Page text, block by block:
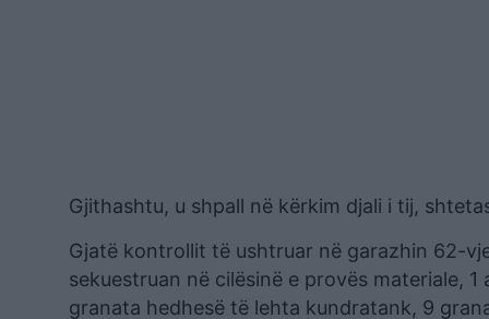
Gjithashtu, u shpall në kërkim djali i tij,
Gjatë kontrollit të ushtruar në garazhin 62-
sekuestruan në cilësinë e provës materiale,
granata hedhesë të lehta kundratank, 9